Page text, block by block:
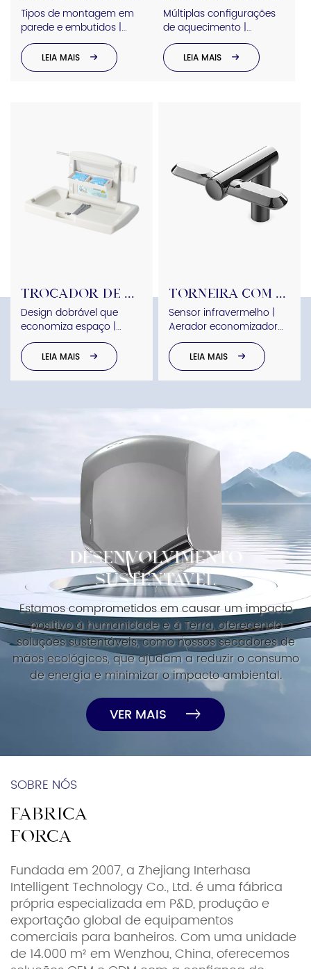
Tipos de montagem em
parede e embutidos |
Economia de espaço |
Plástico durável ou aço
inoxidável
LEIA MAIS
Múltiplas configurações
de aquecimento |
Tecnologia de íons
negativos | Ideal para
hotéis e academias
LEIA MAIS
Trocador de fraldas para bebês
Design dobrável que
economiza espaço |
Alças de segurança |
Superfície fácil de limpar
LEIA MAIS
Torneira com sensor
Sensor infravermelho |
Aerador economizador
de água | Fácil instalação
| Modelos CA/CC
disponíveis
LEIA MAIS
DESENVOLVIMENTO
SUSTENTÁVEL
Estamos comprometidos em causar um impacto
positivo à humanidade e à Terra, oferecendo
soluções sustentáveis, como nossos secadores de
mãos ecológicos, que ajudam a reduzir o consumo
de energia e minimizar o impacto ambiental.
VER MAIS
SOBRE NÓS
FÁBRICA
FORÇA
Fundada em 2007, a Zhejiang Interhasa
Intelligent Technology Co., Ltd. é uma fábrica
própria especializada em P&D, produção e
exportação global de equipamentos
comerciais para banheiros. Com uma unidade
de 14.000 m² em Wenzhou, China, oferecemos